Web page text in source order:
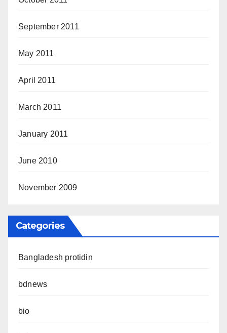
September 2011
May 2011
April 2011
March 2011
January 2011
June 2010
November 2009
Categories
Bangladesh protidin
bdnews
bio